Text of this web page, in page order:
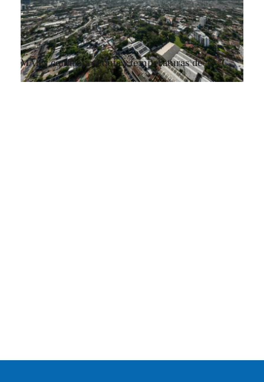
MARN confirma sequía y temperaturas de 43 °C